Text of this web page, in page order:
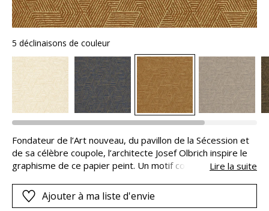
5 déclinaisons de couleur
Fondateur de l’Art nouveau, du pavillon de la Sécession et
de sa célèbre coupole, l’architecte Josef Olbrich inspire le
graphisme de ce papier peint. Un motif constitué
film en iriodine.
Lire la suite
Ajouter à ma liste d'envie